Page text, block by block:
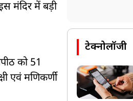
मंदिर में बड़ी
को 51
एवं मणिकर्णी
टेक्नोलॉजी